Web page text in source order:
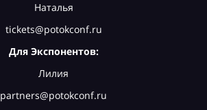
Наталья
tickets@potokconf.ru
Для Экспонентов:
Лилия
partners@potokconf.ru